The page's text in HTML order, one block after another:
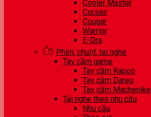
Cooler Master
Corsair
Cougar
Warrior
E-Dra
Phím, chuột, tai nghe
Tay cầm game
Tay cầm Rapoo
Tay cầm Dareu
Tay cầm Machenike
Tai nghe theo nhu cầu
Nhu cầu